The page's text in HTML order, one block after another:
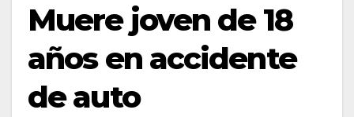
Muere joven de 18
años en accidente
de auto